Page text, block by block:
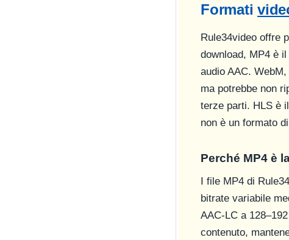
Formati
Rule34video offre
download, MP4 è
audio AAC.
ma potrebbe non
terze parti. HLS è
non è un formato
Perché MP4 è
I file MP4 di
bitrate variabile
AAC-LC a
contenuto,